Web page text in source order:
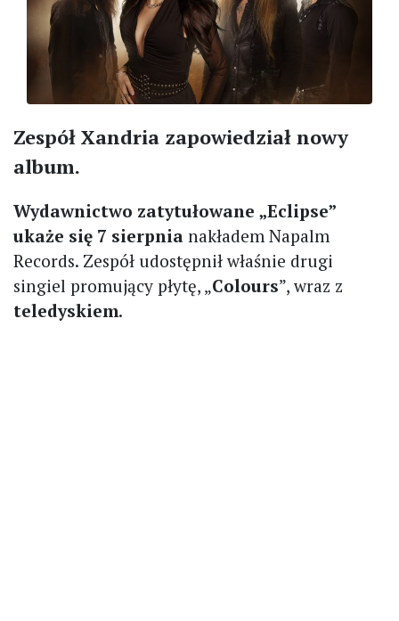
Zespół Xandria zapowiedział nowy
album.
Wydawnictwo zatytułowane „Eclipse”
ukaże się 7 sierpnia nakładem Napalm
Records. Zespół udostępnił właśnie drugi
singiel promujący płytę, „Colours”, wraz z
teledyskiem.